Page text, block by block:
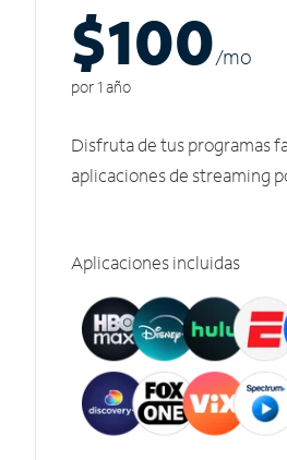
$100/mo
por 1 año
Disfruta de tus programas
aplicaciones de streaming
Aplicaciones incluidas